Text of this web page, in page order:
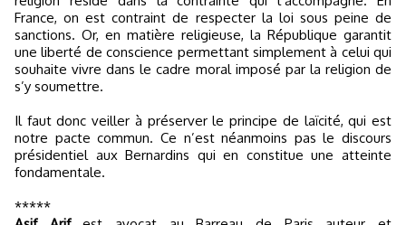
France, on est contraint de respecter la loi sous peine de
sanctions. Or, en matière religieuse, la République garantit
une liberté de conscience permettant simplement à celui qui
souhaite vivre dans le cadre moral imposé par la religion de
s’y soumettre.
Il faut donc veiller à préserver le principe de laïcité, qui est
notre pacte commun. Ce n’est néanmoins pas le discours
présidentiel aux Bernardins qui en constitue une atteinte
fondamentale.
*****